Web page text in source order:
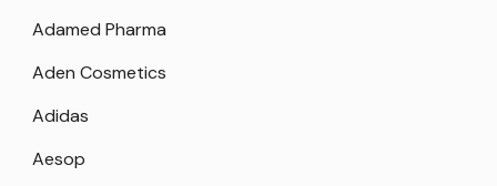
Adamed Pharma
Aden Cosmetics
Adidas
Aesop